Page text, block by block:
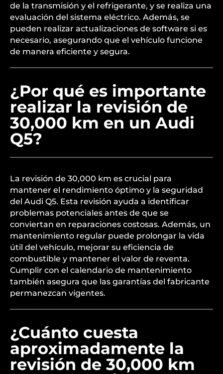
de la transmisión y el refrigerante, y se realiza una
evaluación del sistema eléctrico. Además, se
pueden realizar actualizaciones de software si es
necesario, asegurando que el vehículo funcione
de manera eficiente y segura.
¿Por qué es importante
realizar la revisión de
30,000 km en un Audi
Q5?
La revisión de 30,000 km es crucial para
mantener el rendimiento óptimo y la seguridad
del Audi Q5. Esta revisión ayuda a identificar
problemas potenciales antes de que se
conviertan en reparaciones costosas. Además, un
mantenimiento regular puede prolongar la vida
útil del vehículo, mejorar su eficiencia de
combustible y mantener el valor de reventa.
Cumplir con el calendario de mantenimiento
también asegura que las garantías del fabricante
permanezcan vigentes.
¿Cuánto cuesta
aproximadamente la
revisión de 30,000 km